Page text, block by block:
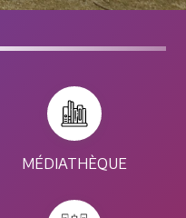
MÉDIATHÈQUE